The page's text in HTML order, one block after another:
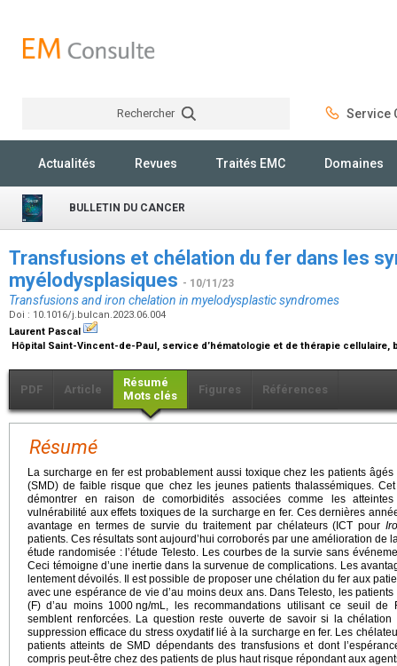
Rechercher Service
Actualités Revues Traités EMC Domaines
BULLETIN DU CANCER
Transfusions et chélation du fer dans les
myélodysplasiques - 10/11/23
Transfusions and iron chelation in myelodysplastic syndromes
Doi : 10.1016/j.bulcan.2023.06.004
Laurent Pascal
Hôpital Saint-Vincent-de-Paul, service d’hématologie et de thérapie cellulaire,
PDF Article
Résumé
Mots clés
Figures Références
Résumé
La surcharge en fer est probablement aussi toxique chez les patients
(SMD) de faible risque que chez les jeunes patients thalassémiques.
démontrer en raison de comorbidités associées comme les
vulnérabilité aux effets toxiques de la surcharge en fer. Ces dernières
avantage en termes de survie du traitement par chélateurs (ICT pour
patients. Ces résultats sont aujourd’hui corroborés par une amélioration de
étude randomisée : l’étude Telesto. Les courbes de la survie sans
Ceci témoigne d’une inertie dans la survenue de complications. Les
lentement dévoilés. Il est possible de proposer une chélation du fer aux
avec une espérance de vie d’au moins deux ans. Dans Telesto, les
(F) d’au moins 1000 ng/mL, les recommandations utilisant ce seuil
semblent renforcées. La question reste ouverte de savoir si la
suppression efficace du stress oxydatif lié à la surcharge en fer. Les
patients atteints de SMD dépendants des transfusions et dont
compris peut-être chez des patients de plus haut risque répondant aux